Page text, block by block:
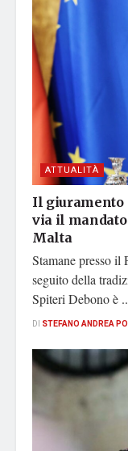
ATTUALITÀ
Il giuramento
via il
Malta
Stamane presso il
seguito della
Spiteri Debono è
DI STEFANO ANDREA